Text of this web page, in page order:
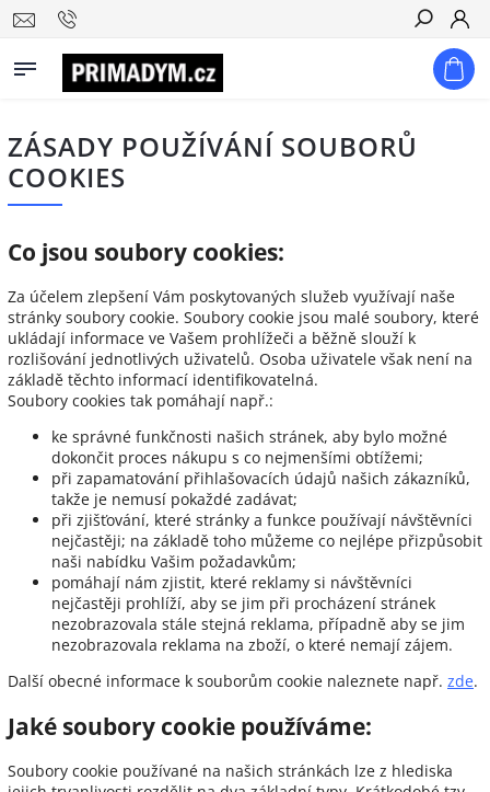
Hledat
ZÁSADY POUŽÍVÁNÍ SOUBORŮ
COOKIES
Co jsou soubory cookies:
Za účelem zlepšení Vám poskytovaných služeb využívají naše
stránky soubory cookie. Soubory cookie jsou malé soubory, které
ukládají informace ve Vašem prohlížeči a běžně slouží k
rozlišování jednotlivých uživatelů. Osoba uživatele však není na
základě těchto informací identifikovatelná.
Soubory cookies tak pomáhají např.:
ke správné funkčnosti našich stránek, aby bylo možné
dokončit proces nákupu s co nejmenšími obtížemi;
při zapamatování přihlašovacích údajů našich zákazníků,
takže je nemusí pokaždé zadávat;
při zjišťování, které stránky a funkce používají návštěvníci
nejčastěji; na základě toho můžeme co nejlépe přizpůsobit
naši nabídku Vašim požadavkům;
pomáhají nám zjistit, které reklamy si návštěvníci
nejčastěji prohlíží, aby se jim při procházení stránek
nezobrazovala stále stejná reklama, případně aby se jim
nezobrazovala reklama na zboží, o které nemají zájem.
Další obecné informace k souborům cookie naleznete např. zde.
Jaké soubory cookie používáme:
Soubory cookie používané na našich stránkách lze z hlediska